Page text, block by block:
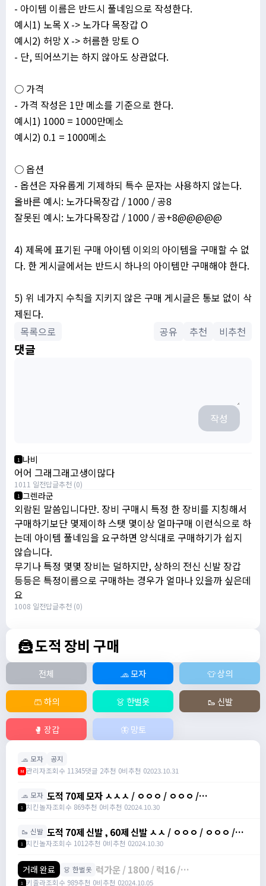
- 아이템 이름은 반드시 풀네임으로 작성한다.
예시1) 노목 X -> 노가다 목장갑 O
예시2) 허망 X -> 허름한 망토 O
- 단, 띄어쓰기는 하지 않아도 상관없다.
○ 가격
- 가격 작성은 1만 메소를 기준으로 한다.
예시1) 1000 = 1000만메소
예시2) 0.1 = 1000메소
○ 옵션
- 옵션은 자유롭게 기제하되 특수 문자는 사용하지 않는다.
올바른 예시: 노가다목장갑 / 1000 / 공8
잘못된 예시: 노가다목장갑 / 1000 / 공+8@@@@@
4) 제목에 표기된 구매 아이템 이외의 아이템을 구매할 수 없
다. 한 게시글에서는 반드시 하나의 아이템만 구매해야 한다.
5) 위 네가지 수칙을 지키지 않은 구매 게시글은 통보 없이 삭
제된다.
목록으로
공유 추천 비추천
댓글
작성
1 나비
어어 그래그래고생이많다
1011 일전답글추천 (0)
1 그렌라군
외람된 말씀입니다만. 장비 구매시 특정 한 장비를 지칭해서
구매하기보단 몇제이하 스탯 몇이상 얼마구매 이런식으로 하
는데 아이템 풀네임을 요구하면 양식대로 구매하기가 쉽지
않습니다.
무기나 특정 몇몇 장비는 덜하지만, 상하의 전신 신발 장갑
등등은 특정이름으로 구매하는 경우가 얼마나 있을까 싶은데
요
1008 일전답글추천 (0)
🦹 도적 장비 구매
전체 🧢 모자 👕 상의
🩳 하의 👗 한벌옷 🥾 신발
🥊 장갑 🦋 망토
🧢 모자 공지
M 관리자조회수 11345댓글 2추천 0비추천 02023.10.31
🧢 모자 도적 70제 모자 ㅅㅅㅅ / ㅇㅇㅇ / ㅇㅇㅇ /
https://open.kakao.com/o/g9JtGnXg
1 치킨놀자조회수 869추천 0비추천 02024.10.30
🥾 신발 도적 70제 신발 , 60제 신발 ㅅㅅ / ㅇㅇㅇ / ㅇㅇㅇ /
https://open.kakao.com/o/g9JtGnXg
1 치킨놀자조회수 1012추천 0비추천 02024.10.30
거래 완료 👗 한벌옷 럭가운 / 1800 / 럭16 /
https://open.kakao.com/o/sboXkMSg
1 키줄라조회수 989추천 0비추천 02024.10.05